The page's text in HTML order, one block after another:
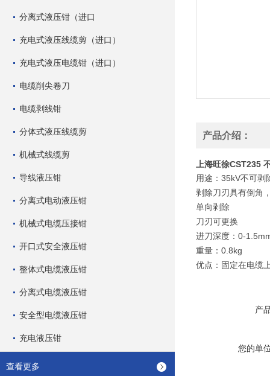
分离式液压钳（进口
充电式液压线缆剪（进口）
充电式液压电缆钳（进口）
电缆削尖卷刀
电缆剥线钳
分体式液压线缆剪
机械式线缆剪
导线液压钳
分离式电动液压钳
机械式电缆压接钳
开口式安全液压钳
整体式电缆液压钳
分离式电缆液压钳
安全型电缆液压钳
充电液压钳
查看更多
产品介绍：
上海旺徐CST235
用途：35kV不可剥
剥除刀刃具有倒角
单向剥除
刀刃可更换
进刀深度：0-
重量：0.8kg
优点：固定在电缆
产
您的单